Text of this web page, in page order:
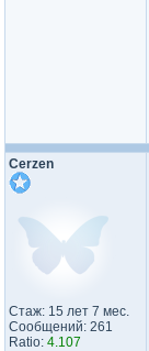
Cerzen
Стаж: 15 лет 7 мес.
Сообщений: 261
Ratio: 4.107